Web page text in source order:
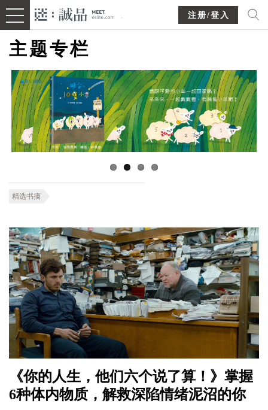
注册/登入
主题专栏
精选书摘
《你的人生，他们六个说了算！》掌握
6种体内物质，解救深陷情绪泥沼的你